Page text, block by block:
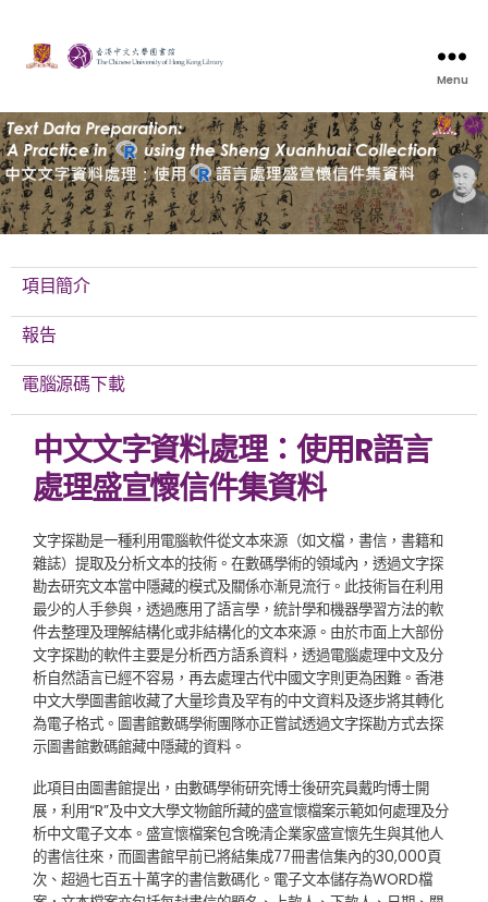
Menu
項目簡介
報告
電腦源碼下載
中文文字資料處理：使用R語言
處理盛宣懷信件集資料
文字探勘是一種利用電腦軟件從文本來源（如文檔，書信，書籍和
雜誌）提取及分析文本的技術。在數碼學術的領域內，透過文字探
勘去研究文本當中隱藏的模式及關係亦漸見流行。此技術旨在利用
最少的人手參與，透過應用了語言學，統計學和機器學習方法的軟
件去整理及理解結構化或非結構化的文本來源。由於市面上大部份
文字探勘的軟件主要是分析西方語系資料，透過電腦處理中文及分
析自然語言已經不容易，再去處理古代中國文字則更為困難。香港
中文大學圖書館收藏了大量珍貴及罕有的中文資料及逐步將其轉化
為電子格式。圖書館數碼學術團隊亦正嘗試透過文字探勘方式去探
示圖書館數碼館藏中隱藏的資料。
此項目由圖書館提出，由數碼學術研究博士後研究員戴昀博士開
展，利用“R”及中文大學文物館所藏的盛宣懷檔案示範如何處理及分
析中文電子文本。盛宣懷檔案包含晚清企業家盛宣懷先生與其他人
的書信往來，而圖書館早前已將結集成77冊書信集內的30,000頁
次、超過七百五十萬字的書信數碼化。電子文本儲存為WORD檔